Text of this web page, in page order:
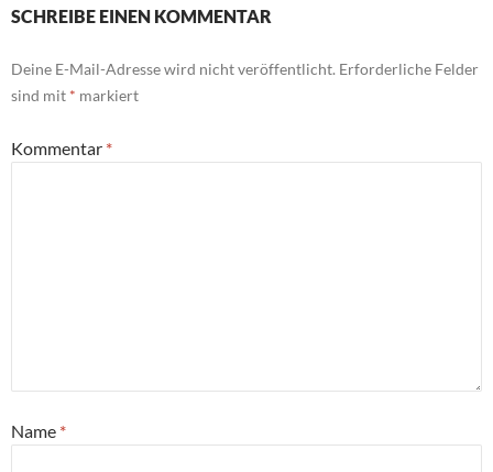
SCHREIBE EINEN KOMMENTAR
Deine E-Mail-Adresse wird nicht veröffentlicht. Erforderliche Felder
sind mit * markiert
Kommentar *
Name *